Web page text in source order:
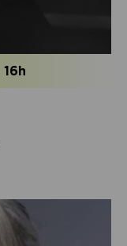
16h